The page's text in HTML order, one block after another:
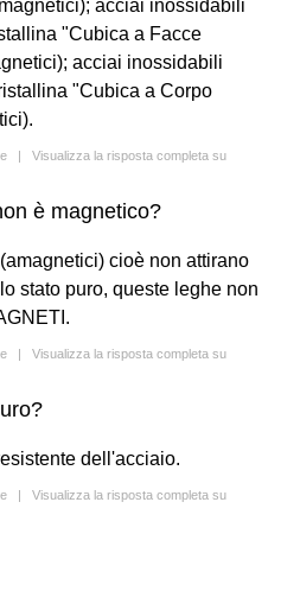
acciai inossidabili
"Cubica a Facce
acciai inossidabili
"Cubica a Corpo
| Visualizza la risposta completa su
è magnetico?
cioè non attirano
stato puro, queste leghe non
| Visualizza la risposta completa su
dell'acciaio.
| Visualizza la risposta completa su